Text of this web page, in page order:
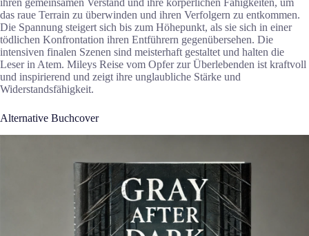
ihren gemeinsamen Verstand und ihre körperlichen Fähigkeiten, um
das raue Terrain zu überwinden und ihren Verfolgern zu entkommen.
Die Spannung steigert sich bis zum Höhepunkt, als sie sich in einer
tödlichen Konfrontation ihren Entführern gegenübersehen. Die
intensiven finalen Szenen sind meisterhaft gestaltet und halten die
Leser in Atem. Mileys Reise vom Opfer zur Überlebenden ist kraftvoll
und inspirierend und zeigt ihre unglaubliche Stärke und
Widerstandsfähigkeit.
Alternative Buchcover